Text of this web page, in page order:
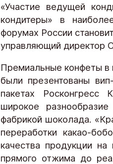
«Участие ведущей
кондитеры» в
форумах России
управляющий директор
Премиальные конфеты в
были презентованы
пакетах Росконгресс
широкое
фабрикой шоколада.
переработки какао-
качества продукции
прямого отжима до